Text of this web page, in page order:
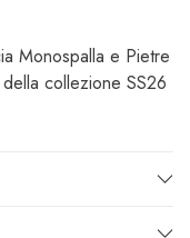
Monospalla e Pietre
collezione SS26